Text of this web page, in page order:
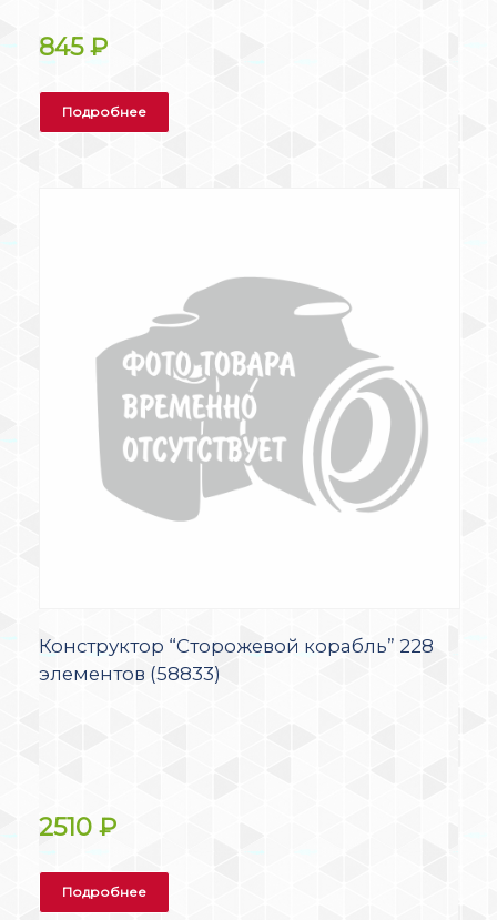
845₽
Подробнее
Конструктор “Сторожевой корабль” 228
элементов (58833)
2510 ₽
Подробнее